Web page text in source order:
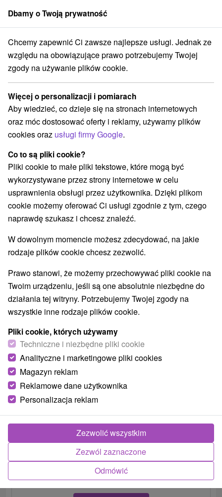
członek grupySorger
Východné Slovensko Prešovský kraj Tatranská Lomnica
Ubytovne Tatranská Lomnica
Kategorie
Wszystkie kategorie
Hotele na Slovacji(8)
Apartmány(26) Chaty na prenájom
Kempy Penzióny
Wybierz lokalizację lub datę
WSZYSTKO NAJTAŃSZE NAJDROŻSZE NA
Chata Jamy Tatranská Lomnica
Tatranská Lomnica
V tichej lokalite obci Tatranská Lomnica vo Vysokých
Tatrách sa nachádza turistická ubytovňa Jamy, ktorá...
Dbamy o Twoją prywatność
Chcemy zapewnić Ci zawsze najlepsze usługi. Jednak ze
względu na obowiązujące prawo potrzebujemy Twojej
zgody na używanie plików cookie.
Więcej o personalizacji i pomiarach
Aby wiedzieć, co dzieje się na stronach internetowych
oraz móc dostosować oferty i reklamy, używamy plików
cookies oraz usługi firmy Google.
Co to są pliki cookie?
Pliki cookie to małe pliki tekstowe, które mogą być
wykorzystywane przez strony internetowe w celu
usprawnienia obsługi przez użytkownika. Dzięki plikom
cookie możemy oferować Ci usługi zgodnie z tym, czego
naprawdę szukasz i chcesz znaleźć.
W dowolnym momencie możesz zdecydować, na jakie
rodzaje plików cookie chcesz zezwolić.
Prawo stanowi, że możemy przechowywać pliki cookie na
Twoim urządzeniu, jeśli są one absolutnie niezbędne do
działania tej witryny. Potrzebujemy Twojej zgody na
wszystkie inne rodzaje plików cookie.
Pliki cookie, których używamy
Techniczne i niezbędne pliki cookie
Analityczne i marketingowe pliki cookies
Magazyn reklam
Reklamowe dane użytkownika
Personalizacja reklam
Odmówić
Zezwól zaznaczone
Zezwolić wszystkim